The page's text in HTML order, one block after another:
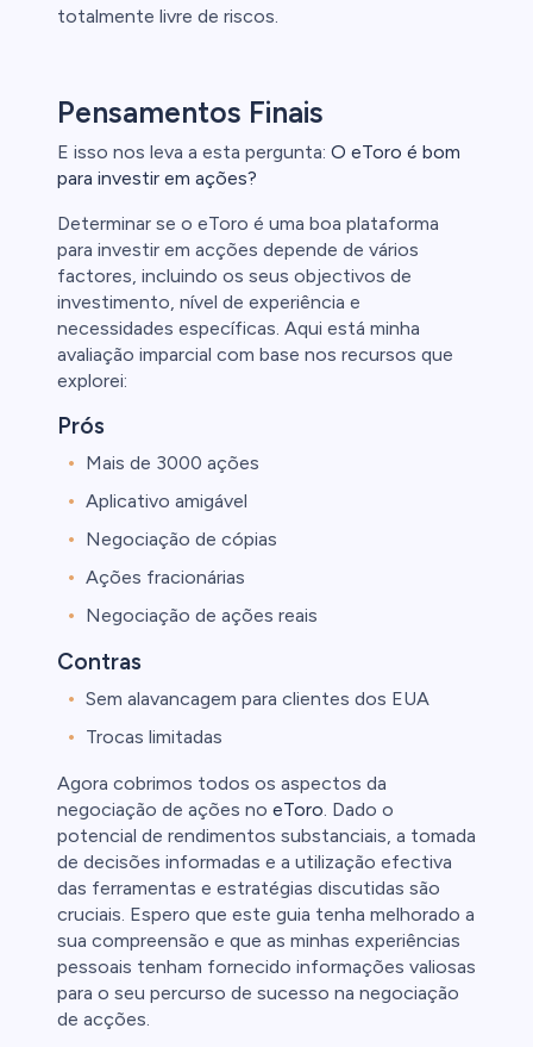
totalmente livre de riscos.
Pensamentos Finais
E isso nos leva a esta pergunta: O eToro é bom
para investir em ações?
Determinar se o eToro é uma boa plataforma
para investir em acções depende de vários
factores, incluindo os seus objectivos de
investimento, nível de experiência e
necessidades específicas. Aqui está minha
avaliação imparcial com base nos recursos que
explorei:
Prós
Mais de 3000 ações
Aplicativo amigável
Negociação de cópias
Ações fracionárias
Negociação de ações reais
Contras
Sem alavancagem para clientes dos EUA
Trocas limitadas
Agora cobrimos todos os aspectos da
negociação de ações no eToro . Dado o
potencial de rendimentos substanciais, a tomada
de decisões informadas e a utilização efectiva
das ferramentas e estratégias discutidas são
cruciais. Espero que este guia tenha melhorado a
sua compreensão e que as minhas experiências
pessoais tenham fornecido informações valiosas
para o seu percurso de sucesso na negociação
de acções.